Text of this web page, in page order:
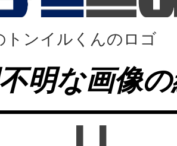
トンイルくんのロゴ
明な画像